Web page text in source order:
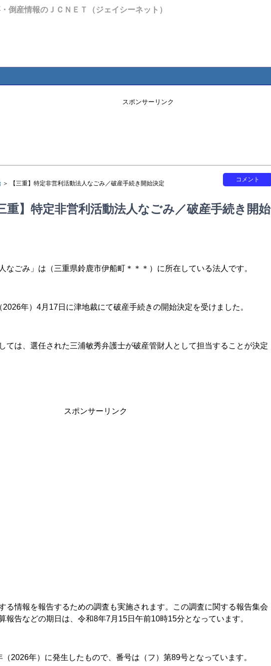
倒産情報のＪＣＮＥＴ（ジェイシーネット）
スポンサーリンク
コメント
＞ 【三重】特定非営利活動法人なごみ／破産手続き開始決定
重】特定非営利活動法人なごみ／破産手続き開始
なごみ」は（三重県鈴鹿市伊船町＊＊＊）に所在している法人です。
年）4月17日に津地裁にて破産手続きの開始決定を受けました。
ては、選任された三浦敏秀弁護士が破産管財人として担当することが決定
スポンサーリンク
る情報を報告するための調査も実施されます。この調査に関する報告集会
報告などの期日は、令和8年7月15日午前10時15分となっています。
2026年）に発生したもので、番号は（フ）第89号となっています。